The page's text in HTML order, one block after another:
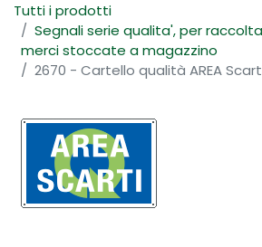
Tutti i prodotti
Segnali serie qualita', per raccolta
merci stoccate a magazzino
2670 - Cartello qualità AREA